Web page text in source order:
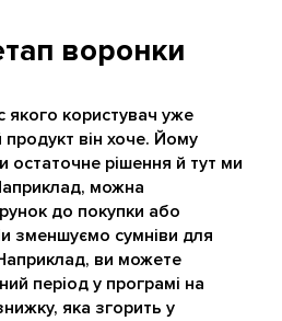
воронки
якого користувач уже
він хоче. Йому
остаточне рішення й тут ми
можна
до покупки або
зменшуємо сумніви для
ви можете
період у програмі на
яка згорить у